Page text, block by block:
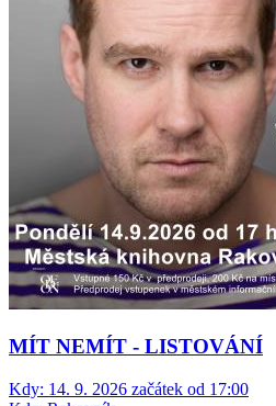
MÍT NEMÍT - LISTOVÁNÍ
Kdy: 14. 9. 2026 začátek od 17:00